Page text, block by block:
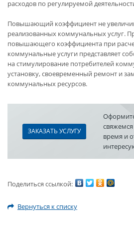
расходов по регулируемой
Повышающий коэффициент не
реализованных коммунальных услуг.
повышающего коэффициента при
коммунальные услуги представляет
на стимулирование потребителей
установку, своевременный ремонт и
коммунальных ресурсов.
ЗАКАЗАТЬ УСЛУГУ
время и
Поделиться ссылкой:
Вернуться к списку